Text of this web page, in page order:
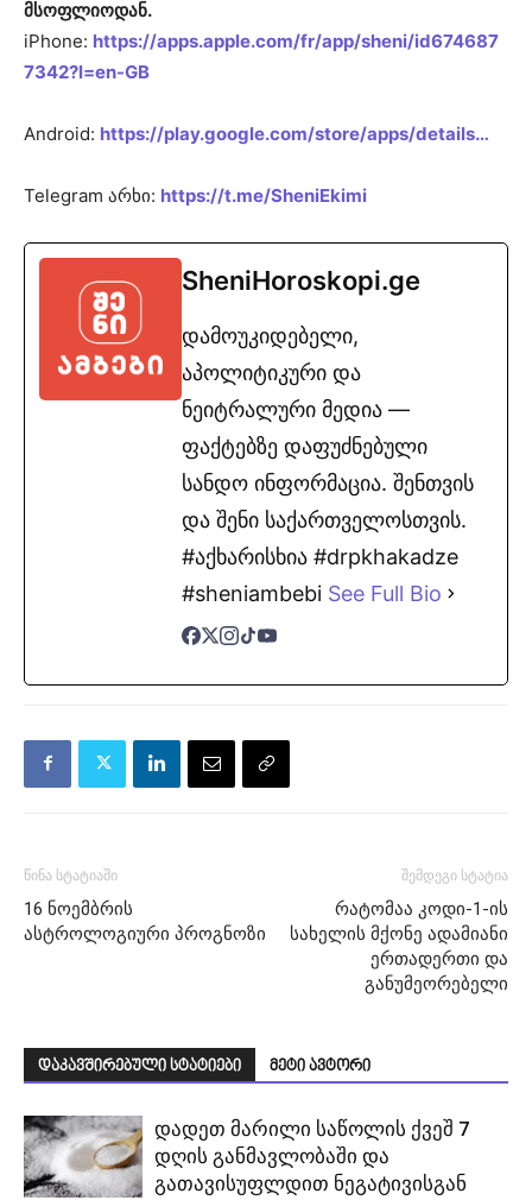
მსოფლიოდან.
iPhone: https://apps.apple.com/fr/app/sheni/id674687
7342?l=en-GB
Android: https://play.google.com/store/apps/details…
Telegram არხი: https://t.me/SheniEkimi
SheniHoroskopi.ge
დამოუკიდებელი,
აპოლიტიკური და
ნეიტრალური მედია —
ფაქტებზე დაფუძნებული
სანდო ინფორმაცია. შენთვის
და შენი საქართველოსთვის.
#აქხარისხია #drpkhakadze
#sheniambebi See Full Bio
წინა სტატიაში
16 ნოემბრის
ასტროლოგიური პროგნოზი
შემდეგი სტატია
რატომაა კოდი-1-ის
სახელის მქონე ადამიანი
ერთადერთი და
განუმეორებელი
დაკავშირებული სტატიები მეტი ავტორი
დადეთ მარილი საწოლის ქვეშ 7
დღის განმავლობაში და
გათავისუფლდით ნეგატივისგან